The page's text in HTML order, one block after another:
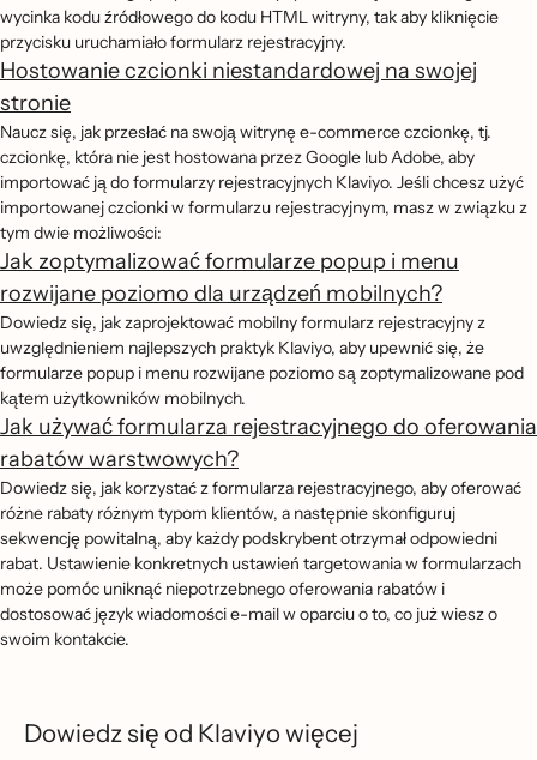
wycinka kodu źródłowego do kodu HTML witryny, tak aby kliknięcie
przycisku uruchamiało formularz rejestracyjny.
Hostowanie czcionki niestandardowej na swojej
stronie
Naucz się, jak przesłać na swoją witrynę e-commerce czcionkę, tj.
czcionkę, która nie jest hostowana przez Google lub Adobe, aby
importować ją do formularzy rejestracyjnych Klaviyo. Jeśli chcesz użyć
importowanej czcionki w formularzu rejestracyjnym, masz w związku z
tym dwie możliwości:
Jak zoptymalizować formularze popup i menu
rozwijane poziomo dla urządzeń mobilnych?
Dowiedz się, jak zaprojektować mobilny formularz rejestracyjny z
uwzględnieniem najlepszych praktyk Klaviyo, aby upewnić się, że
formularze popup i menu rozwijane poziomo są zoptymalizowane pod
kątem użytkowników mobilnych.
Jak używać formularza rejestracyjnego do oferowania
rabatów warstwowych?
Dowiedz się, jak korzystać z formularza rejestracyjnego, aby oferować
różne rabaty różnym typom klientów, a następnie skonfiguruj
sekwencję powitalną, aby każdy podskrybent otrzymał odpowiedni
rabat. Ustawienie konkretnych ustawień targetowania w formularzach
może pomóc uniknąć niepotrzebnego oferowania rabatów i
dostosować język wiadomości e-mail w oparciu o to, co już wiesz o
swoim kontakcie.
Dowiedz się od Klaviyo więcej